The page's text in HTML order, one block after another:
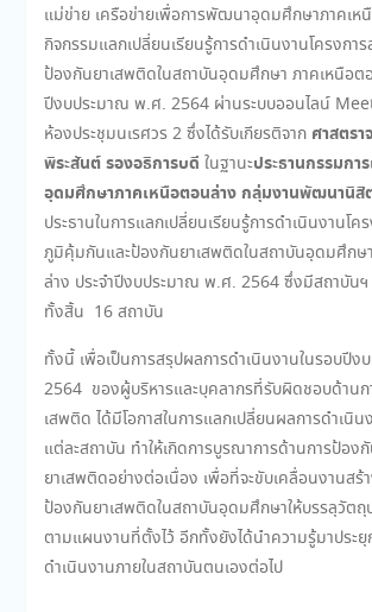
แม่ข่าย เครือข่ายเพื่อการพัฒนาอุดมศึกษาภาคเห
กิจกรรมแลกเปลี่ยนเรียนรู้การดำเนินงานโครงกา
ป้องกันยาเสพติดในสถาบันอุดมศึกษา ภาคเหนือต
ปีงบประมาณ พ.ศ. 2564 ผ่านระบบออนไลน์
ห้องประชุมนเรศวร 2 ซึ่งได้รับเกียรติจาก ศาสตร
พิระสันต์ รองอธิการบดี ในฐานะประธานกรรมกา
อุดมศึกษาภาคเหนือตอนล่าง กลุ่มงานพัฒนานิสิ
ประธานในการแลกเปลี่ยนเรียนรู้การดำเนินงานโค
ภูมิคุ้มกันและป้องกันยาเสพติดในสถาบันอุดมศึกษ
ล่าง ประจำปีงบประมาณ พ.ศ. 2564 ซึ่งมีสถาบันฯ
ทั้งสิ้น 16 สถาบัน
ทั้งนี้ เพื่อเป็นการสรุปผลการดำเนินงานในรอบปี
2564 ของผู้บริหารและบุคลากรที่รับผิดชอบด้านก
เสพติด ได้มีโอกาสในการแลกเปลี่ยนผลการดำเนิ
แต่ละสถาบัน ทำให้เกิดการบูรณาการด้านการป้อง
ยาเสพติดอย่างต่อเนื่อง เพื่อที่จะขับเคลื่อนงานส
ป้องกันยาเสพติดในสถาบันอุดมศึกษาให้บรรลุวัตถุ
ตามแผนงานที่ตั้งไว้ อีกทั้งยังได้นำความรู้มาประยุ
ดำเนินงานภายในสถาบันตนเองต่อไป